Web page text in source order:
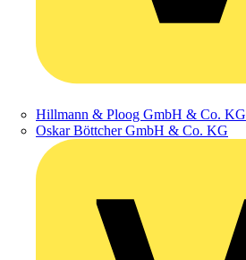
Hillmann & Ploog GmbH & Co. KG
Oskar Böttcher GmbH & Co. KG